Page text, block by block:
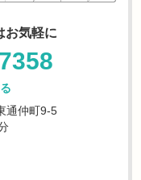
お気軽に
通仲町9-5